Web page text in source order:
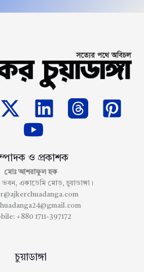
ও প্রকাশক
মোঃ আশরাফুল হক
ভবন, একাডেমি মোড়, চুয়াডাঙ্গা।
+880 1711-397172
চুয়াডাঙ্গা